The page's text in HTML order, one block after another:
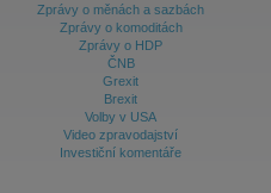
Zprávy o měnách a sazbách
Zprávy o komoditách
Zprávy o HDP
ČNB
Grexit
Brexit
Volby v USA
Video zpravodajství
Investiční komentáře